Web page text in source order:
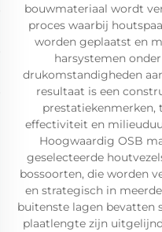
bouwmateriaal wordt
proces waarbij
worden geplaatst en
harsystemen
drukomstandigheden
resultaat is een
effectiviteit en
Hoogwaardig OSB
geselecteerde
bossoorten, die worden
en strategisch in
buitenste lagen bevatten
plaatlengte zijn